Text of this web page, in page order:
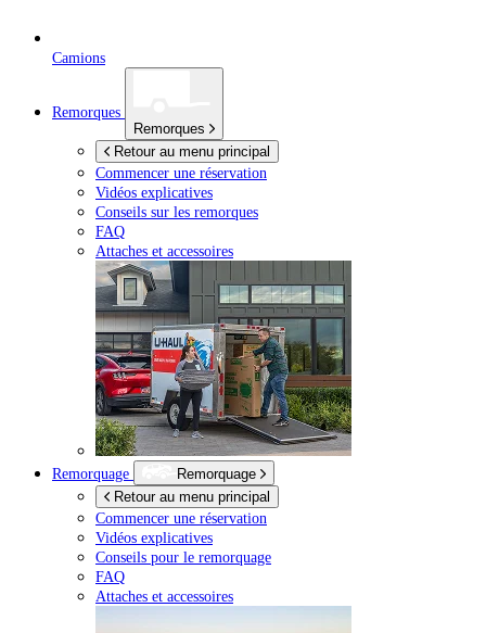
Camions
Remorques
Remorques
Retour au menu principal
Commencer une réservation
Vidéos explicatives
Conseils sur les remorques
FAQ
Attaches et accessoires
Remorquage
Remorquage
Retour au menu principal
Commencer une réservation
Vidéos explicatives
Conseils pour le remorquage
FAQ
Attaches et accessoires